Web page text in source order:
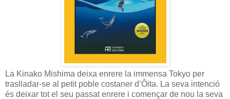
La Kinako Mishima deixa enrere la immensa Tokyo per
traslladar-se al petit poble costaner d’Ôita. La seva intenció
és deixar tot el seu passat enrere i començar de nou la seva